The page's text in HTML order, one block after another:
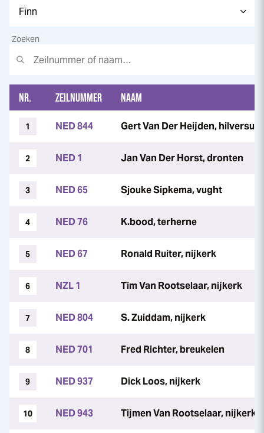
Zoeken
NR. ZEILNUMMER NAAM
1 NED 844 Gert Van Der Heijden, hilversum
2 NED 1 Jan Van Der Horst, dronten
3 NED 65 Sjouke Sipkema, vught
4 NED 76 K.bood, terherne
5 NED 67 Ronald Ruiter, nijkerk
6 NZL 1 Tim Van Rootselaar, nijkerk
7 NED 804 S. Zuiddam, nijkerk
8 NED 701 Fred Richter, breukelen
9 NED 937 Dick Loos, nijkerk
10 NED 943 Tijmen Van Rootselaar, nijkerk